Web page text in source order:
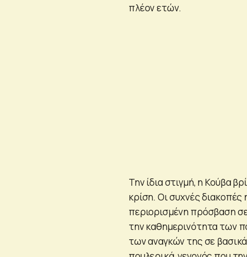
πλέον ετών.
Την ίδια στιγμή, η Κούβα
κρίση. Οι συχνές
περιορισμένη πρόσβαση
την καθημερινότητα των
των αναγκών της σε